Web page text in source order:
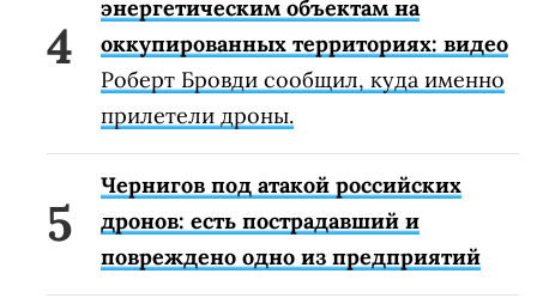
энергетическим объектам на
оккупированных территориях: видео
Роберт Бровди сообщил, куда именно
прилетели дроны.
Чернигов под атакой российских
дронов: есть пострадавший и
повреждено одно из предприятий